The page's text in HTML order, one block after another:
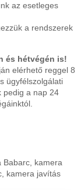
az esetleges
a rendszerek
és hétvégén is!
elérhető reggel 8
ügyfélszolgálati
pedig a nap 24
Babarc, kamera
kamera javítás